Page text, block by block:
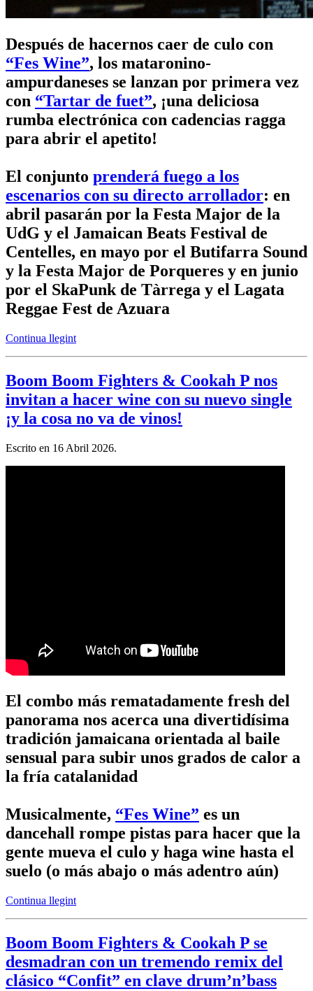
Después de hacernos caer de culo con
“Fes Wine”, los mataronino-
ampurdaneses se lanzan por primera vez
con “Tartar de fuet”, ¡una deliciosa
rumba electrónica con cadencias ragga
para abrir el apetito!
El conjunto prenderá fuego a los
escenarios con su directo arrollador: en
abril pasarán por la Festa Major de la
UdG y el Jamaican Beats Festival de
Centelles, en mayo por el Butifarra Sound
y la Festa Major de Porqueres y en junio
por el SkaPunk de Tàrrega y el Lagata
Reggae Fest de Azuara
Continua llegint
Boom Boom Fighters & Cookah P nos
invitan a hacer wine con su nuevo single
¡y la cosa no va de vinos!
Escrito en 16 Abril 2026.
El combo más rematadamente fresh del
panorama nos acerca una divertidísima
tradición jamaicana orientada al baile
sensual para subir unos grados de calor a
la fría catalanidad
Musicalmente, “Fes Wine” es un
dancehall rompe pistas para hacer que la
gente mueva el culo y haga wine hasta el
suelo (o más abajo o más adentro aún)
Continua llegint
Boom Boom Fighters & Cookah P se
desmadran con un tremendo remix del
clásico “Confit” en clave drum’n’bass